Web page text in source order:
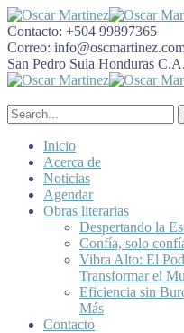
Contacto: +504 99897365
Correo:
San Pedro Sula Honduras C.A.
Inicio
Acerca de
Noticias
Agendar
Obras literarias
Despertando la
Confía, solo
Vibra Alto: El
Transformar el
Eficiencia sin
Más
Contacto